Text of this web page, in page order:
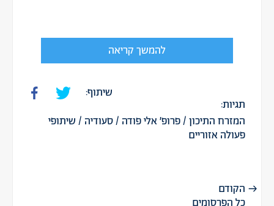
להמשך קריאה
שיתוף:
תגיות:
המזרח התיכון/פרופ׳ אלי פודה/סעודיה/ שיתופי
פעולה אזוריים
הקודם